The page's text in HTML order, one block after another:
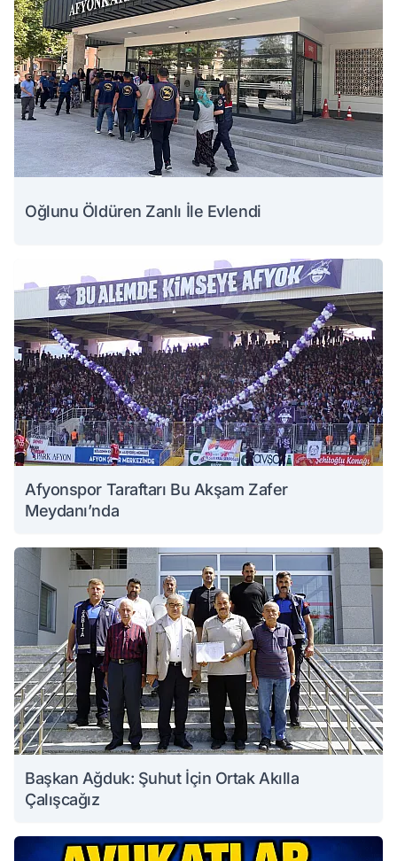
Oğlunu Öldüren Zanlı İle Evlendi
Afyonspor Taraftarı Bu Akşam Zafer
Meydanı’nda
Başkan Ağduk: Şuhut İçin Ortak Akılla
Çalışcağız